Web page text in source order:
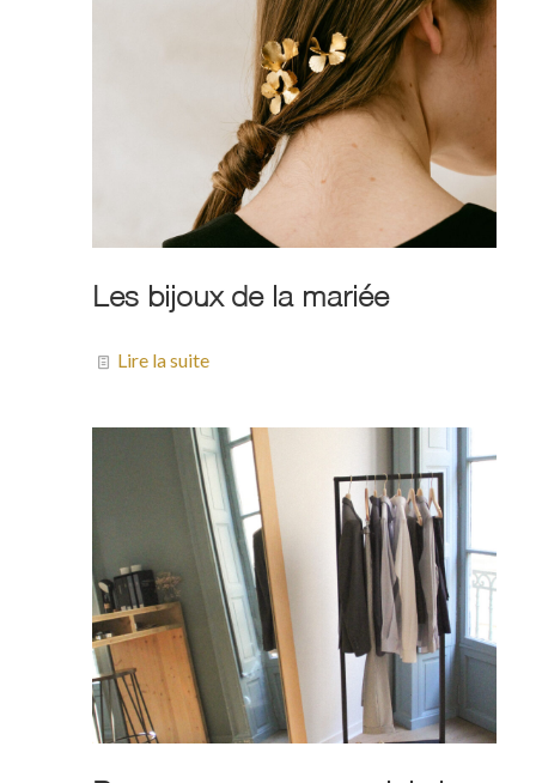
Les bijoux de la mariée
Lire la suite